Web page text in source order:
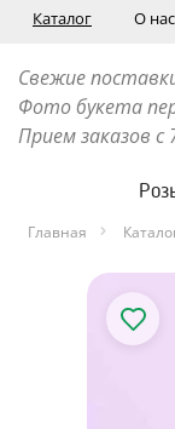
Каталог О нас
Свежие
Фото букета
Прием заказов
Главная